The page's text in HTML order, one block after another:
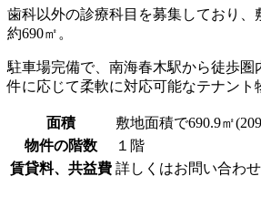
歯科以外の診療科目を募集しており、
約690㎡。
駐車場完備で、南海春木駅から徒歩圏
件に応じて柔軟に対応可能なテナント
面積
敷地面積で690.9㎡
物件の階数
１階
賃貸料、共益費 詳しくはお問い合わ